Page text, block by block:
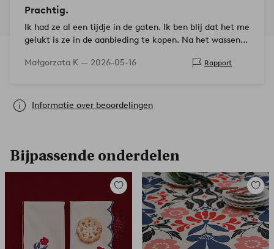
Prachtig.
Ik had ze al een tijdje in de gaten. Ik ben blij dat het me
gelukt is ze in de aanbieding te kopen. Na het wassen
super! Design super…
Małgorzata K — 2026-05-16 Rapport
Informatie over beoordelingen
Bijpassende onderdelen
Toevoegen
favorieten
aan